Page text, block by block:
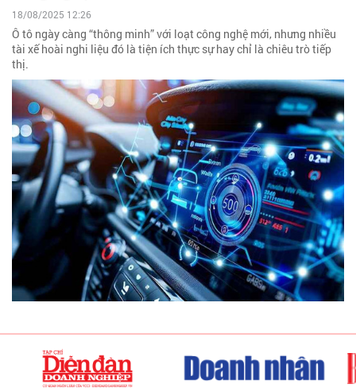
18/08/2025 12:26
Ô tô ngày càng “thông minh” với loạt công nghệ mới, nhưng nhiều
tài xế hoài nghi liệu đó là tiện ích thực sự hay chỉ là chiêu trò tiếp
thị.